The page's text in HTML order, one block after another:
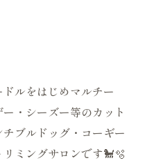
ルをはじめマルチー
・シーズー等のカット
ブルドッグ・コーギー
ミングサロンです🐩🫧